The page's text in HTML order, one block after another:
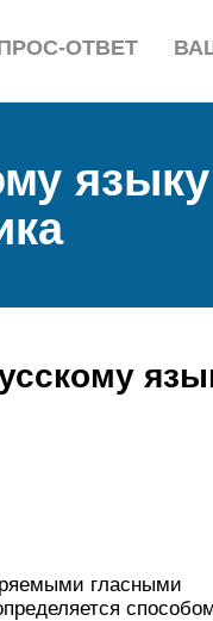
ОТВЕТ
гласными